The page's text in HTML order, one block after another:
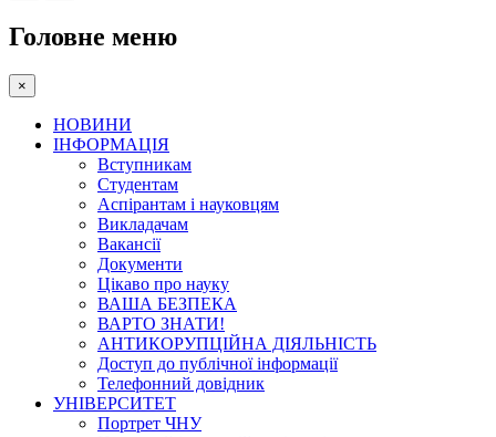
Головне меню
×
НОВИНИ
ІНФОРМАЦІЯ
Вступникам
Студентам
Аспірантам і науковцям
Викладачам
Вакансії
Документи
Цікаво про науку
ВАША БЕЗПЕКА
ВАРТО ЗНАТИ!
АНТИКОРУПЦІЙНА ДІЯЛЬНІСТЬ
Доступ до публічної інформації
Телефонний довідник
УНІВЕРСИТЕТ
Портрет ЧНУ